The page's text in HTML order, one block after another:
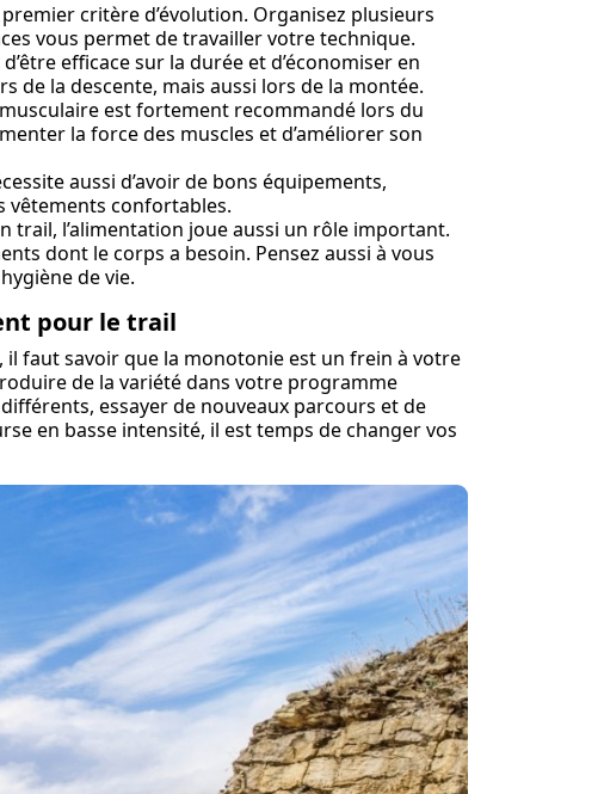
critère d’évolution. Organisez plusieurs
vous permet de travailler votre technique.
efficace sur la durée et d’économiser en
de la descente, mais aussi lors de la montée.
est fortement recommandé lors du
la force des muscles et d’améliorer son
aussi d’avoir de bons équipements,
vêtements confortables.
l’alimentation joue aussi un rôle important.
dont le corps a besoin. Pensez aussi à vous
de vie.
pour le trail
il faut savoir que la monotonie est un frein à votre
de la variété dans votre programme
essayer de nouveaux parcours et de
en basse intensité, il est temps de changer vos